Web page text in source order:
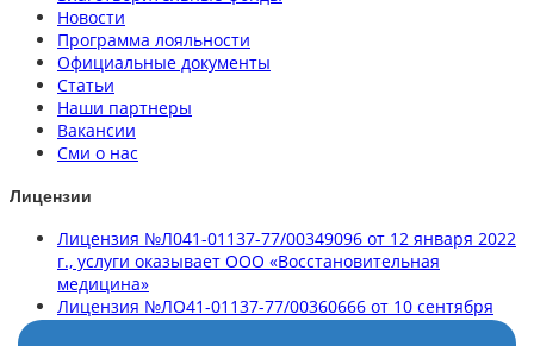
Новости
Программа лояльности
Официальные документы
Статьи
Наши партнеры
Вакансии
Сми о нас
Лицензии
Лицензия №Л041-01137-77/00349096 от 12 января 2022
г., услуги оказывает ООО «Восстановительная
медицина»
Лицензия №ЛО41-01137-77/00360666 от 10 сентября